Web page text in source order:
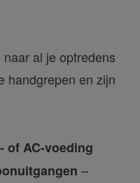
al je optredens
handgrepen en zijn
of AC-voeding
–